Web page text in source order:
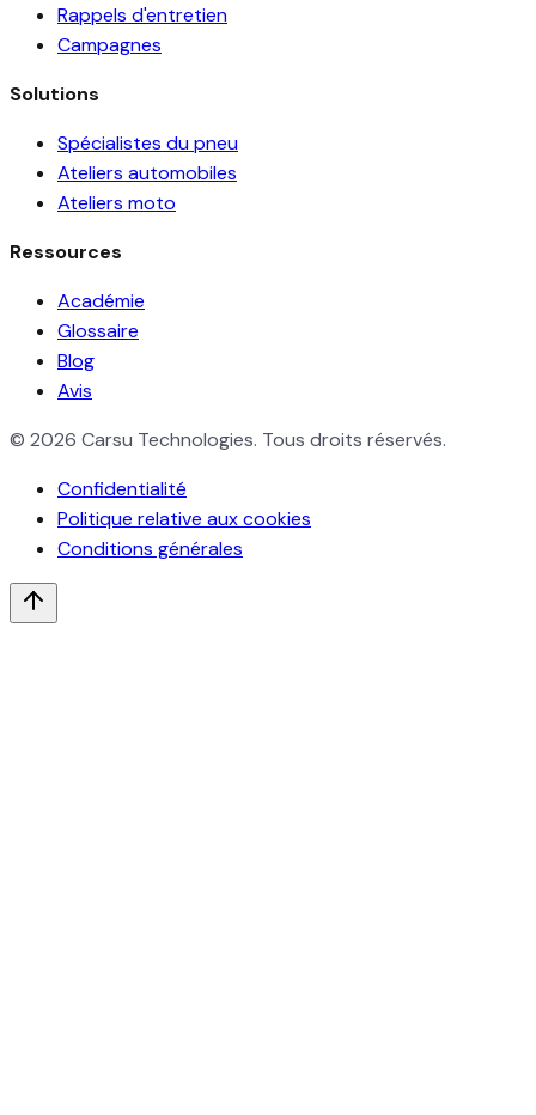
Rappels d'entretien
Campagnes
Solutions
Spécialistes du pneu
Ateliers automobiles
Ateliers moto
Ressources
Académie
Glossaire
Blog
Avis
© 2026 Carsu Technologies. Tous droits réservés.
Confidentialité
Politique relative aux cookies
Conditions générales